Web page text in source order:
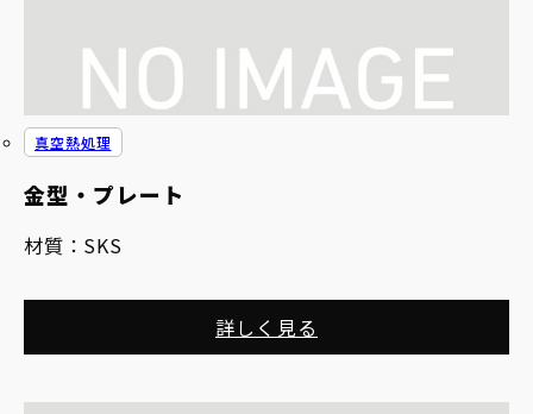
金型・プレート
真空熱処理
材質： SKS
詳しく見る